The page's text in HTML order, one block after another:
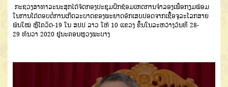
ກະຊວງສາທາລະນະສຸກໄດ້ຈັດກອງປະຊຸມຝຶກຊ້ອມເຫດການຈຳລອງເພື່ອກຽມພ້ອມ
ໃນການໂຕ້ຕອບຕໍ່ການເກີດລະບາດຂອງພະຍາດອັກເສບປອດຈາກເຊື້ອຈຸລະໂລກສາຍ
ພັນໃໝ່ ຫຼືໂຄວິດ-19 ໃນ ສປປ ລາວ ໃຫ້ 10 ແຂວງ ຂຶ້ນໃນລະຫວ່າງວັນທີ 28-
29 ທັນວາ 2020 ຢູ່ນະຄອນຫຼວງພະບາງ